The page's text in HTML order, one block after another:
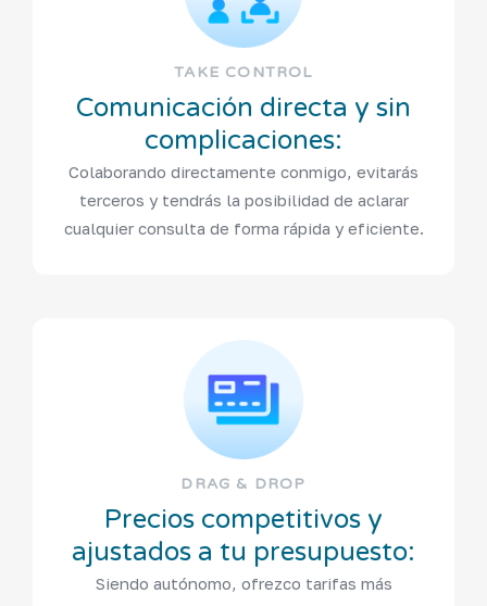
TAKE CONTROL
Comunicación directa y sin
complicaciones:
Colaborando directamente conmigo, evitarás
terceros y tendrás la posibilidad de aclarar
cualquier consulta de forma rápida y eficiente.
DRAG & DROP
Precios competitivos y
ajustados a tu presupuesto:
Siendo autónomo, ofrezco tarifas más